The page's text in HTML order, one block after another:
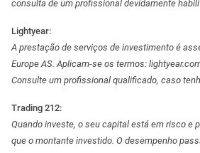
consulta de um profissional devidamente
Lightyear:
A prestação de serviços de investimento é
Europe AS. Aplicam-se os termos:
Consulte um profissional qualificado, caso
Trading 212:
Quando investe, o seu capital está em risco e
que o montante investido. O desempenho